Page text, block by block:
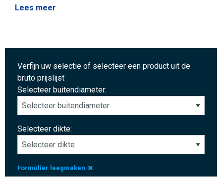
Lees meer
Verfijn uw selectie of selecteer een product uit de
bruto prijslijst
Selecteer buitendiameter:
Selecteer dikte:
Formulier leegmaken